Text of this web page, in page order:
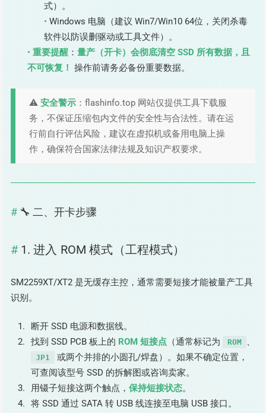
式）。
Windows 电脑（建议 Win7/Win10 64位，关闭杀毒
软件以防误删驱动或工具文件）。
重要提醒 ： 量产（开卡）会彻底清空 SSD 所有数据，且
不可恢复！ 操作前请务必备份重要数据。
⚠️ 安全警示 ：flashinfo.top 网站仅提供工具下载服
务，不保证压缩包内文件的安全性与合法性。请在运
行前自行评估风险，建议在虚拟机或备用电脑上操
作，确保符合国家法律法规及知识产权要求。
🔧 二、开卡步骤
1. 进入 ROM 模式（工程模式）
SM2259XT/XT2 是无缓存主控，通常需要短接才能被量产工具
识别。
断开 SSD 电源和数据线。
找到 SSD PCB 板上的 ROM 短接点 （通常标记为 ROM 、
JP1
或两个并排的小圆孔/焊盘）。如果不确定位置，
可查阅该型号 SSD 的拆解图或咨询卖家。
用镊子短接这两个触点， 保持短接状态。
将 SSD 通过 SATA 转 USB 线连接至电脑 USB 接口。